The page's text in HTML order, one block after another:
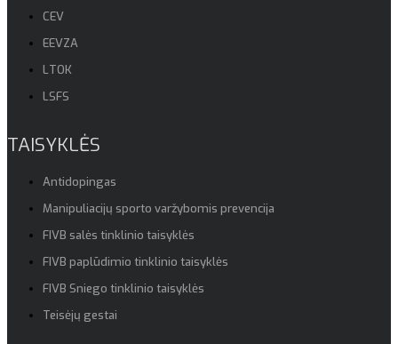
CEV
EEVZA
LTOK
LSFS
TAISYKLĖS
Antidopingas
Manipuliacijų sporto varžybomis prevencija
FIVB salės tinklinio taisyklės
FIVB paplūdimio tinklinio taisyklės
FIVB Sniego tinklinio taisyklės
Teisėjų gestai